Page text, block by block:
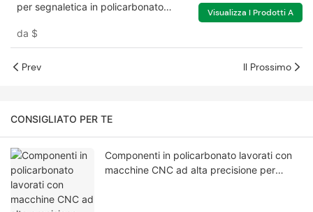
per segnaletica in policarbonato
da $
Visualizza I Prodotti A
Prev Il Prossimo
CONSIGLIATO PER TE
Componenti in policarbonato lavorati con
macchine CNC ad alta precisione per